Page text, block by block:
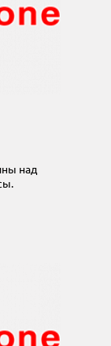
над